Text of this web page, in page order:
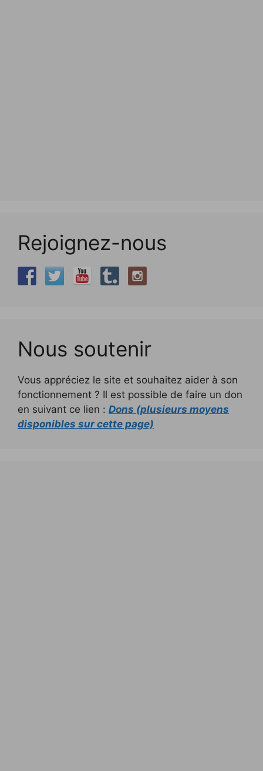
Rejoignez-nous
Nous soutenir
Vous appréciez le site et souhaitez aider à son
fonctionnement ? Il est possible de faire un don
en suivant ce lien : Dons (plusieurs moyens
disponibles sur cette page)